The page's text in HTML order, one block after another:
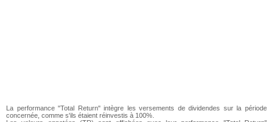
La performance "Total Return" intègre les versements de dividendes sur la période
concernée, comme s'ils étaient réinvestis à 100%.